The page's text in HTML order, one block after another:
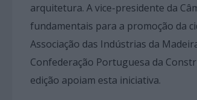
arquitetura. A vice-presidente da
fundamentais para a promoção da
Associação das Indústrias da
Confederação Portuguesa da
edição apoiam esta iniciativa.